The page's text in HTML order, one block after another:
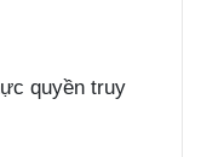
quyền truy